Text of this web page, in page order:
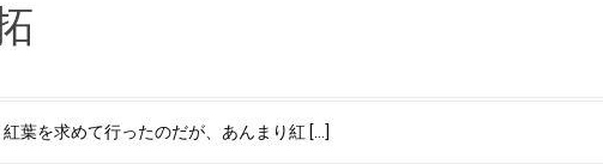
葉を求めて行ったのだが、あんまり紅 […]